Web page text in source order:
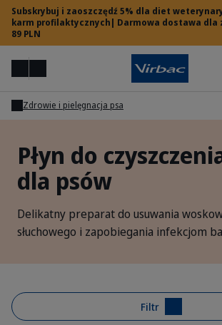
Subskrybuj i zaoszczędź 5% dla diet
karm profilaktycznych| Darmowa dostawa dla
89 PLN
MenuSzukaj
Zdrowie i pielęgnacja psa
Płyn do
dla psów
Delikatny preparat do usuwania
słuchowego i zapobiegania infekcjom
Filtr